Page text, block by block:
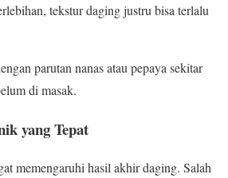
tekstur daging justru bisa terlalu
parutan nanas atau pepaya sekitar
di masak.
yang Tepat
memengaruhi hasil akhir daging. Salah